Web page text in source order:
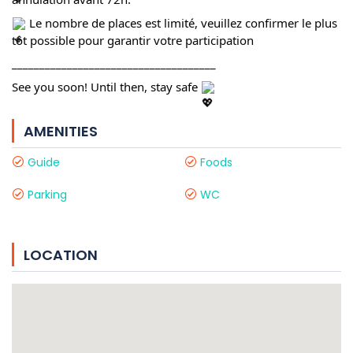
Le nombre de places est limité, veuillez confirmer le plus
tôt possible pour garantir votre participation
See you soon! Until then, stay safe
AMENITIES
Guide Foods
Parking WC
LOCATION